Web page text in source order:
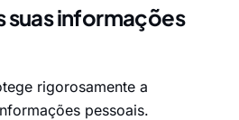
suas informações
rigorosamente a
pessoais.